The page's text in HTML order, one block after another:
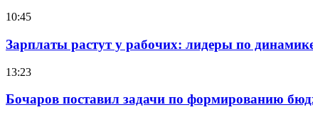
10:45
Зарплаты растут у рабочих: лидеры по
13:23
Бочаров поставил задачи по формированию